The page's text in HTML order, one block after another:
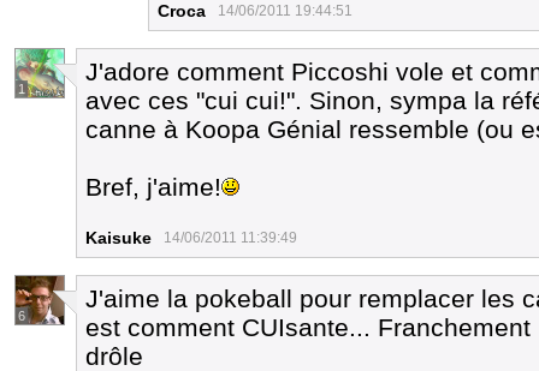
Croca 14/06/2011 19:44:51
1
J'adore comment Piccoshi vole et
avec ces "cui cui!". Sinon, sympa la
canne à Koopa Génial ressemble (ou
Bref, j'aime!
Kaisuke 14/06/2011 11:39:49
6
J'aime la pokeball pour remplacer les
est comment CUIsante...
drôle